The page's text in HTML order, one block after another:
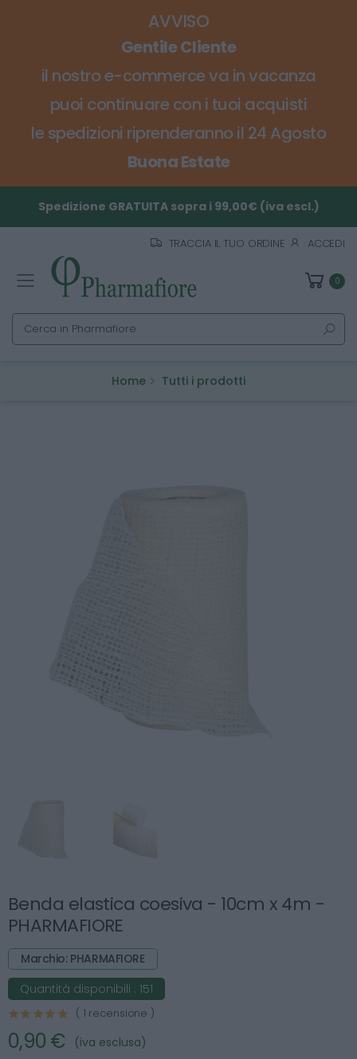
AVVISO
Gentile Cliente
il nostro e-commerce va in vacanza
puoi continuare con i tuoi acquisti
le spedizioni riprenderanno il 24 Agosto
Buona Estate
Spedizione GRATUITA sopra i 99,00€ (iva escl.)
TRACCIA IL TUO ORDINE ACCEDI
Toggle mobile menu 0
Cerca
Home Tutti i prodotti
Benda elastica coesiva - 10cm x 4m -
PHARMAFIORE
Marchio: PHARMAFIORE
Quantità disponibili : 151
( 1 recensione )
0,90 €
(iva esclusa)